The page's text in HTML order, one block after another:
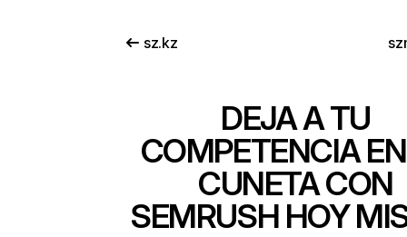
sz.kz
DEJA A TU
COMPETENCIA
CUNETA CON
SEMRUSH HOY